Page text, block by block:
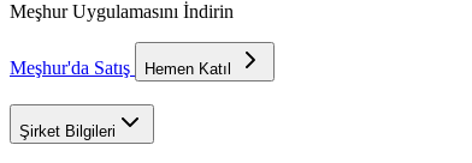
Meşhur Uygulamasını İndirin
Meşhur'da Satış Hemen Katıl
Şirket Bilgileri